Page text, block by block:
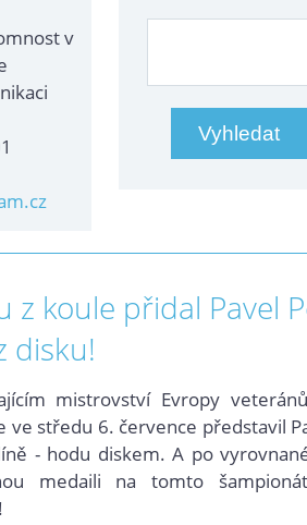
v
z koule přidal Pavel
disku!
mistrovství Evropy
ve středu 6. července představil
- hodu diskem. A po
medaili na tomto